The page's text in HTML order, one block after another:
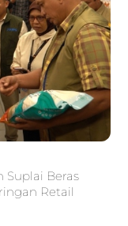
Suplai Beras
Retail